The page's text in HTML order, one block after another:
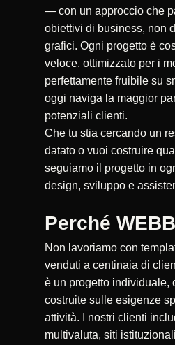
— con un approccio che
obiettivi di business, non
grafici. Ogni progetto è
veloce, ottimizzato per i
perfettamente fruibile su
oggi naviga la maggior
potenziali clienti.
Che tu stia cercando un
datato o vuoi costruire
seguiamo il progetto in
design, sviluppo e
Perché
Non lavoriamo con
venduti a centinaia di
è un progetto individuale,
costruite sulle esigenze
attività. I nostri clienti
multivaluta, siti